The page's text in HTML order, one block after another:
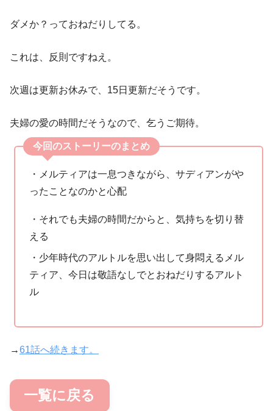
ダメか？っておねだりしてる。
これは、反則ですねえ。
次週は更新お休みで、15日更新だそうです。
夫婦の愛の時間だそうなので、乞うご期待。
今回のストーリーのまとめ
・メルティアは一息つきながら、サディアンがや
ったことなのかと心配
・それでも夫婦の時間だからと、気持ちを切り替
える
・少年時代のアルトルを思い出して身悶えるメル
ティア、今日は敬語なしでとおねだりするアルト
ル
→61話へ続きます。
一覧に戻る